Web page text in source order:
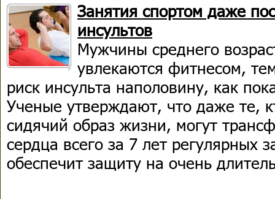
Занятия спортом даже
инсультов
Мужчины среднего
увлекаются фитнесом,
риск инсульта наполовину, как
Ученые утверждают, что даже те,
сидячий образ жизни, могут
сердца всего за 7 лет регулярных
обеспечит защиту на очень